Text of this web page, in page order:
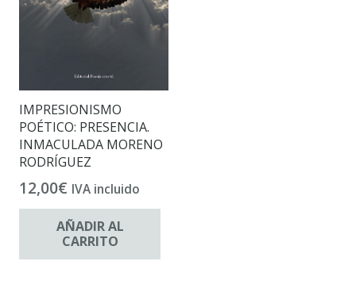
IMPRESIONISMO
POÉTICO: PRESENCIA.
INMACULADA MORENO
RODRÍGUEZ
12,00€ IVA incluido
AÑADIR AL
CARRITO